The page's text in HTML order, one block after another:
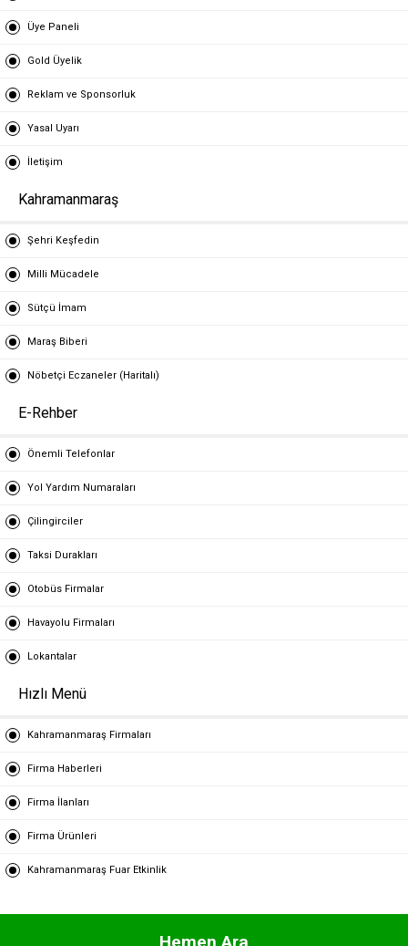
Üye Paneli
Gold Üyelik
Reklam ve Sponsorluk
Yasal Uyarı
İletişim
Kahramanmaraş
Şehri Keşfedin
Milli Mücadele
Sütçü İmam
Maraş Biberi
Nöbetçi Eczaneler (Haritalı)
E-Rehber
Önemli Telefonlar
Yol Yardım Numaraları
Çilingirciler
Taksi Durakları
Otobüs Firmalar
Havayolu Firmaları
Lokantalar
Hızlı Menü
Kahramanmaraş Firmaları
Firma Haberleri
Firma İlanları
Firma Ürünleri
Kahramanmaraş Fuar Etkinlik
Hemen Ara